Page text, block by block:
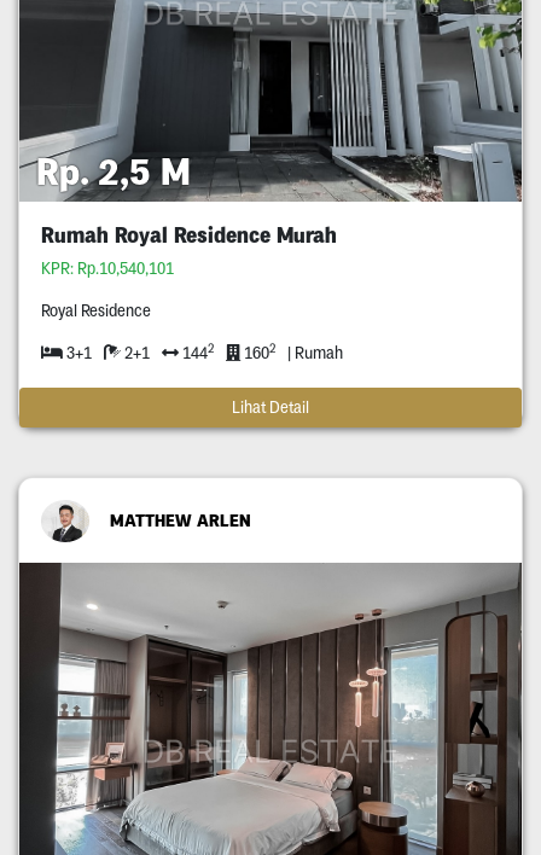
Rp. 2,5 M
Rumah Royal Residence Murah
KPR: Rp.10,540,101
Royal Residence
3+1 2+1 1442 1602 | Rumah
Lihat Detail
MATTHEW ARLEN